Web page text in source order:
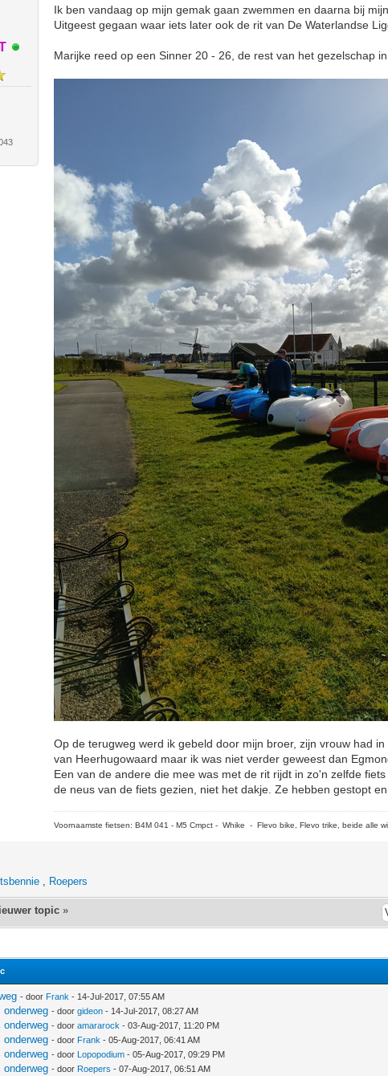
Ik ben vandaag op mijn gemak gaan zwemmen en daarna bij
Uitgeest gegaan waar iets later ook de rit van De Waterlandse
Marijke reed op een Sinner 20 - 26, de rest van het gezelschap in
Op de terugweg werd ik gebeld door mijn broer, zijn vrouw had
van Heerhugowaard maar ik was niet verder geweest dan
Een van de andere die mee was met de rit rijdt in zo'n zelfde
de neus van de fiets gezien, niet het dakje. Ze hebben gestopt
Voornaamste fietsen: B4M 041 - M5 Cmpct - Whike - Flevo bike, Flevo trike, beide alle
, Roepers
topic »
- door Frank - 14-Jul-2017, 07:55 AM
onderweg - doorgideon - 14-Jul-2017, 08:27 AM
onderweg - dooramararock - 03-Aug-2017, 11:20 PM
onderweg - door Frank - 05-Aug-2017, 06:41 AM
onderweg - door Lopopodium - 05-Aug-2017, 09:29 PM
onderweg - door Roepers - 07-Aug-2017, 06:51 AM